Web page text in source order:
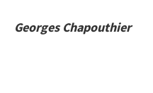
Georges Chapouthier